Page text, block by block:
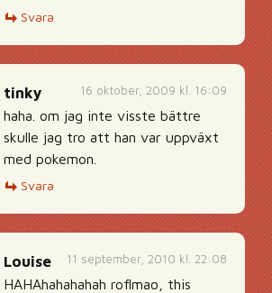
Svara
16 oktober, 2009 kl. 16:09
tinky
haha. om jag inte visste bättre
skulle jag tro att han var uppväxt
med pokemon.
Svara
11 september, 2010 kl. 22:08
Louise
HAHAhahahahah roflmao, this